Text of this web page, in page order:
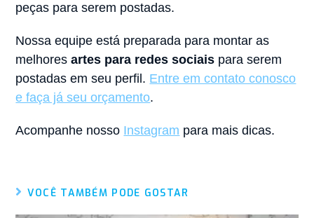
peças para serem postadas.
Nossa equipe está preparada para montar as
melhoresartes para redes sociais para serem
postadas em seu perfil. Entre em contato conosco
e faça já seu orçamento.
Acompanhe nosso Instagram para mais dicas.
VOCÊ TAMBÉM PODE GOSTAR